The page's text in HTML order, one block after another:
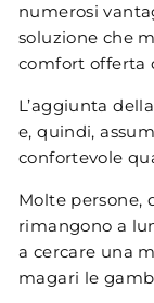
numerosi
soluzione che
comfort offerta
L’aggiunta
e, quindi,
confortevole
Molte persone,
rimangono a
a cercare una
magari le